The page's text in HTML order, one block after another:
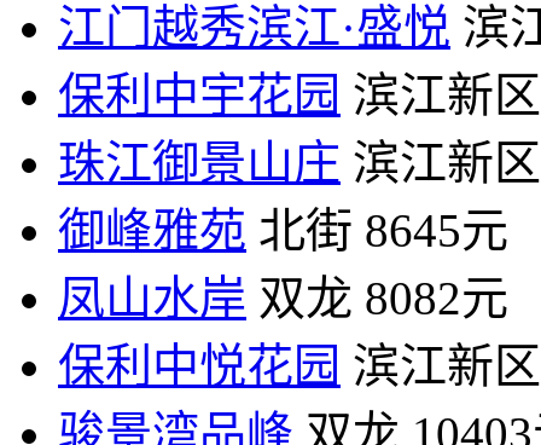
江门越秀滨江·盛悦 滨
保利中宇花园 滨江新区
珠江御景山庄 滨江新区
御峰雅苑 北街 8645元
凤山水岸 双龙 8082元
保利中悦花园 滨江新区
骏景湾品峰 双龙